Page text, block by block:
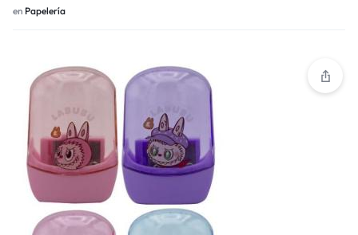
en Papelería